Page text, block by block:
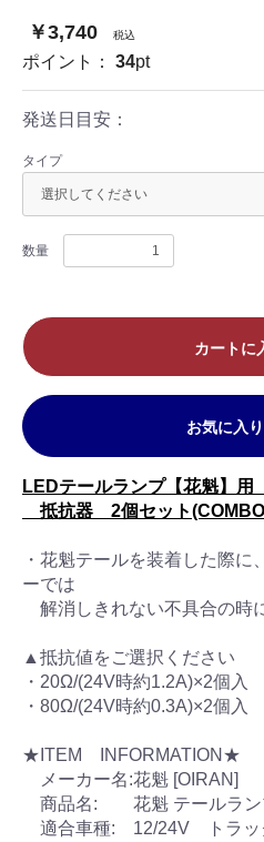
￥3,740 税込
ポイント： 34pt
発送日目安：
タイプ
数量
カートに
お気に入
LEDテールランプ【花魁】用
抵抗器 2個セット
・花魁テールを装着した際に
ーでは
解消しきれない不具合の時
▲抵抗値をご選択ください
・20Ω/(24V時約1.2A)×2個入
・80Ω/(24V時約0.3A)×2個入
★ITEM INFORMATION★
メーカー名:花魁 [OIRAN]
商品名: 花魁 テールラン
適合車種: 12/24V トラッ